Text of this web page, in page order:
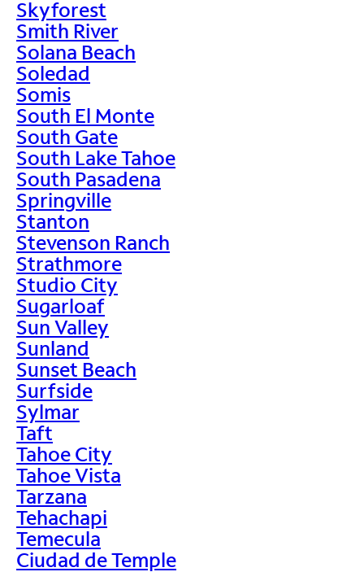
Skyforest
Smith River
Solana Beach
Soledad
Somis
South El Monte
South Gate
South Lake Tahoe
South Pasadena
Springville
Stanton
Stevenson Ranch
Strathmore
Studio City
Sugarloaf
Sun Valley
Sunland
Sunset Beach
Surfside
Sylmar
Taft
Tahoe City
Tahoe Vista
Tarzana
Tehachapi
Temecula
Ciudad de Temple